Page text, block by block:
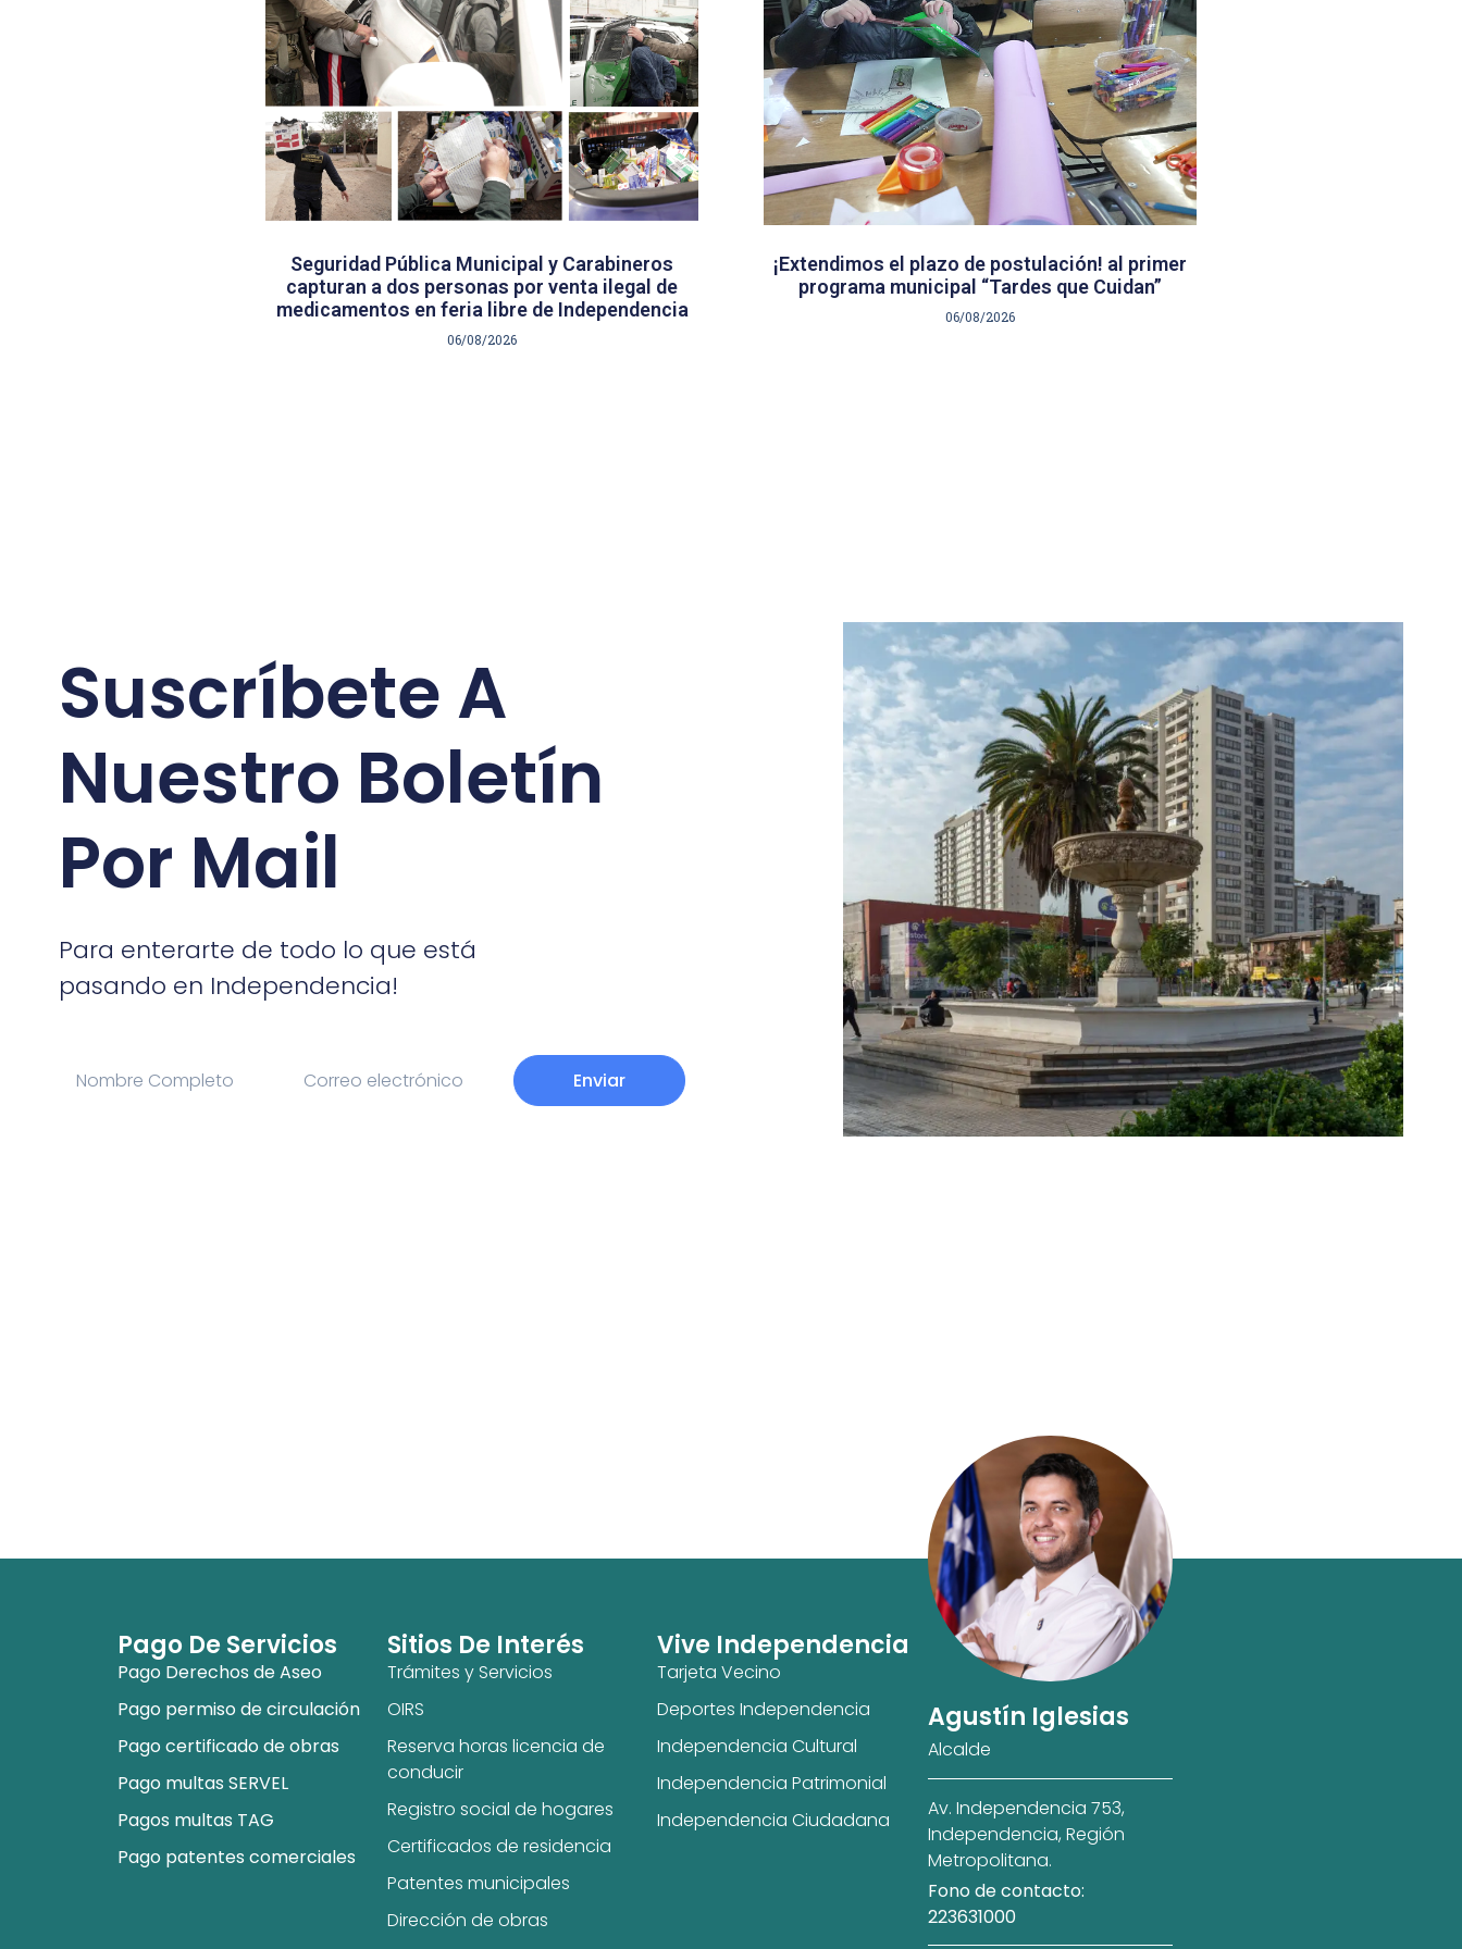
Seguridad Pública Municipal y Carabineros
capturan a dos personas por venta ilegal de
medicamentos en feria libre de Independencia
06/08/2026
¡Extendimos el plazo de postulación! al primer
programa municipal “Tardes que Cuidan”
06/08/2026
Suscríbete A
Nuestro Boletín
Por Mail
Para enterarte de todo lo que está
pasando en Independencia!
Enviar
Pago De Servicios
Pago Derechos de Aseo
Pago permiso de circulación
Pago certificado de obras
Pago multas SERVEL
Pagos multas TAG
Pago patentes comerciales
Sitios De Interés
Trámites y Servicios
OIRS
Reserva horas licencia de
conducir
Registro social de hogares
Certificados de residencia
Patentes municipales
Dirección de obras
Vive Independencia
Tarjeta Vecino
Deportes Independencia
Independencia Cultural
Independencia Patrimonial
Independencia Ciudadana
Agustín Iglesias
Alcalde
Av. Independencia 753,
Independencia, Región
Metropolitana.
Fono de contacto:
223631000